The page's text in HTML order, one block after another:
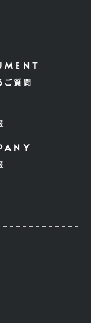
ご質問